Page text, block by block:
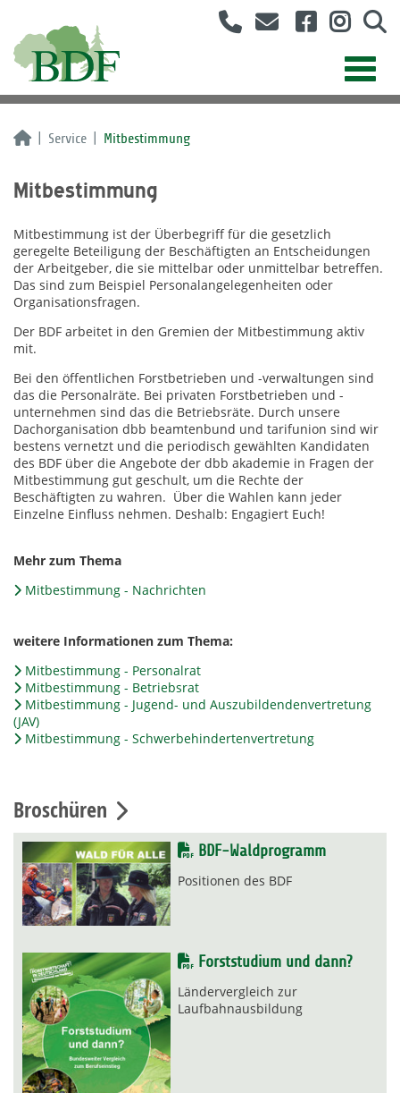
Service Mitbestimmung
Mitbestimmung
Mitbestimmung ist der Überbegriff für die gesetzlich
geregelte Beteiligung der Beschäftigten an Entscheidungen
der Arbeitgeber, die sie mittelbar oder unmittelbar betreffen.
Das sind zum Beispiel Personalangelegenheiten oder
Organisationsfragen.
Der BDF arbeitet in den Gremien der Mitbestimmung aktiv
mit.
Bei den öffentlichen Forstbetrieben und -verwaltungen sind
das die Personalräte. Bei privaten Forstbetrieben und -
unternehmen sind das die Betriebsräte. Durch unsere
Dachorganisation dbb beamtenbund und tarifunion sind wir
bestens vernetzt und die periodisch gewählten Kandidaten
des BDF über die Angebote der dbb akademie in Fragen der
Mitbestimmung gut geschult, um die Rechte der
Beschäftigten zu wahren. Über die Wahlen kann jeder
Einzelne Einfluss nehmen. Deshalb: Engagiert Euch!
Mehr zum Thema
Mitbestimmung - Nachrichten
weitere Informationen zum Thema:
Mitbestimmung - Personalrat
Mitbestimmung - Betriebsrat
Mitbestimmung - Jugend- und Auszubildendenvertretung
(JAV)
Mitbestimmung - Schwerbehindertenvertretung
Broschüren
BDF-Waldprogramm
Positionen des BDF
Forststudium und dann?
Ländervergleich zur
Laufbahnausbildung